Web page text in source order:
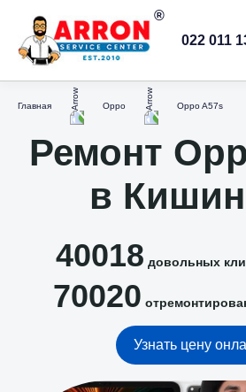
022 011
Главная Oppo Oppo A57s
Ремонт
в
40018 довольных
70020
Узнать цену